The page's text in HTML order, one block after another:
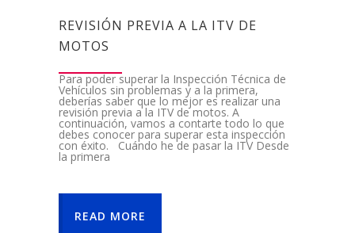
REVISIÓN PREVIA A LA ITV DE
MOTOS
Para poder superar la Inspección Técnica de
Vehículos sin problemas y a la primera,
deberías saber que lo mejor es realizar una
revisión previa a la ITV de motos. A
continuación, vamos a contarte todo lo que
debes conocer para superar esta inspección
con éxito. Cuándo he de pasar la ITV Desde
la primera
READ MORE